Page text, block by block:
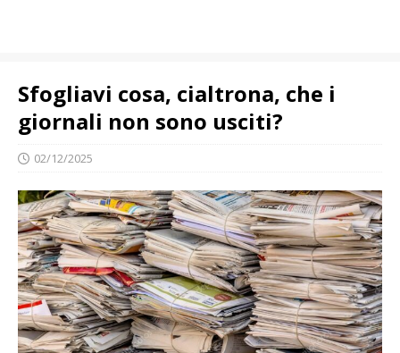
Sfogliavi cosa, cialtrona, che i
giornali non sono usciti?
02/12/2025